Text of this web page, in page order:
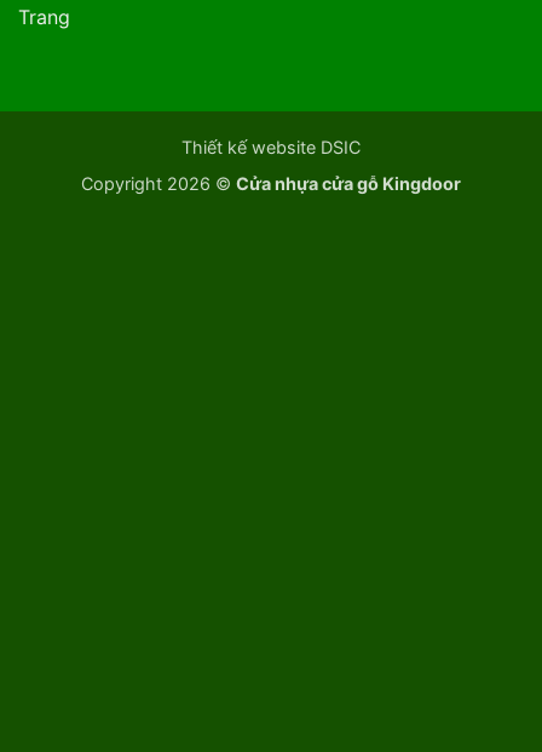
Trang
Thiết kế website DSIC
Copyright 2026 © Cửa nhựa cửa gỗ Kingdoor